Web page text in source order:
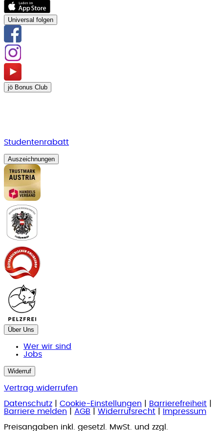
Universal folgen
jö Bonus Club
Studentenrabatt
Auszeichnungen
Über Uns
Wer wir sind
Jobs
Widerruf
Vertrag widerrufen
Datenschutz
Cookie-Einstellungen Barrierefreiheit
Barriere melden
AGB Widerrufsrecht
Impressum
Preisangaben inkl. gesetzl. MwSt. und zzgl.